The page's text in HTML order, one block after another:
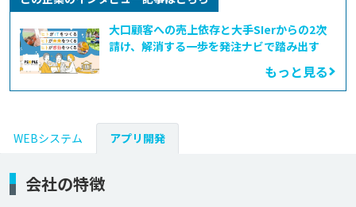
大口顧客への売上依存と大手SIerからの2次
請け、解消する一歩を発注ナビで踏み出す
もっと見る
WEBシステム アプリ開発
会社の特徴